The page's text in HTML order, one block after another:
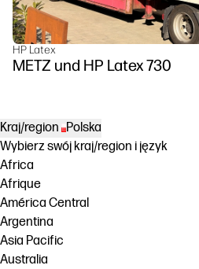
HP Latex
METZ und HP Latex 730
Kraj/region
Polska
Wybierz swój kraj/region i język
Africa
Afrique
América Central
Argentina
Asia Pacific
Australia